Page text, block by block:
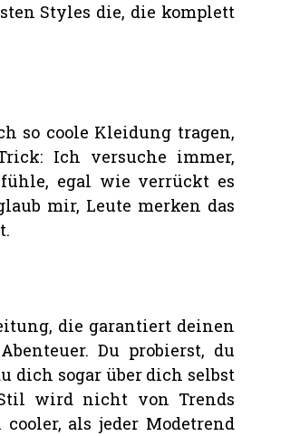
Styles die, die komplett
so coole Kleidung tragen,
Ich versuche immer,
egal wie verrückt es
mir, Leute merken das
die garantiert deinen
Du probierst, du
dich sogar über dich selbst
wird nicht von Trends
als jeder Modetrend